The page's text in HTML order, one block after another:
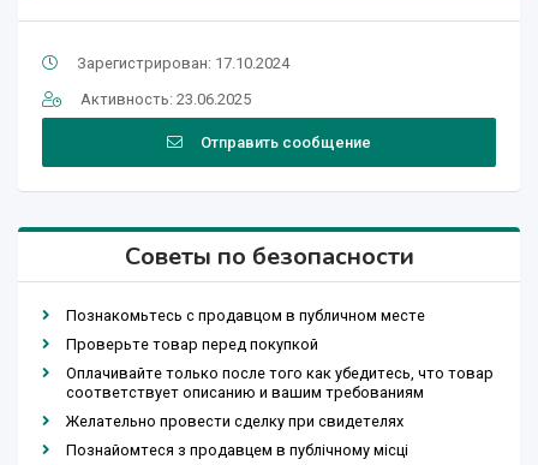
Зарегистрирован: 17.10.2024
Активность: 23.06.2025
Отправить сообщение
Советы по безопасности
Познакомьтесь с продавцом в публичном месте
Проверьте товар перед покупкой
Оплачивайте только после того как убедитесь, что товар
соответствует описанию и вашим требованиям
Желательно провести сделку при свидетелях
Познайомтеся з продавцем в публічному місці